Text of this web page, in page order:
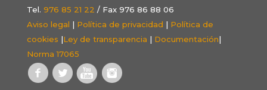
Tel. 976 85 21 22 / Fax 976 86 88 06
Aviso legal | Política de privacidad | Política de
cookies |Ley de transparencia | Documentación|
Norma 17065